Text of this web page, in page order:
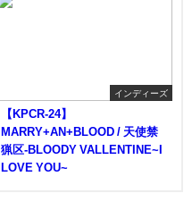
インディーズ
【KPCR-24】
MARRY+AN+BLOOD / 天使禁
猟区-BLOODY VALLENTINE~I
LOVE YOU~